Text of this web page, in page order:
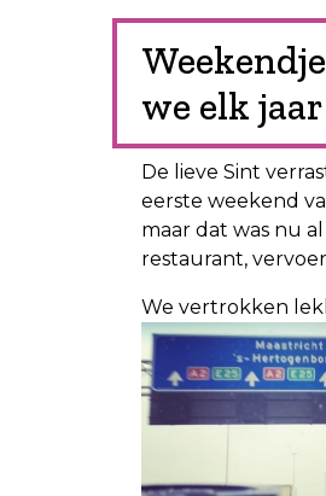
we elk
De lieve Sint
eerste weekend
maar dat was nu
restaurant,
We vertrokken